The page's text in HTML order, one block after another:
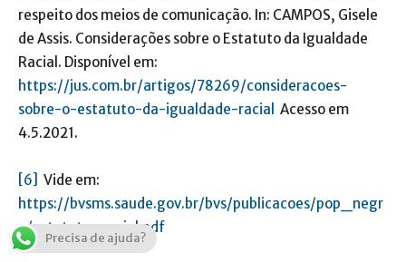
respeito dos meios de comunicação. In: CAMPOS, Gisele
de Assis. Considerações sobre o Estatuto da Igualdade
Racial. Disponível em:
https://jus.com.br/artigos/78269/consideracoes-
sobre-o-estatuto-da-igualdade-racial Acesso em
4.5.2021.
[6] Vide em:
https://bvsms.saude.gov.br/bvs/publicacoes/pop_negr
a/estatuto_racial.pdf
Precisa de ajuda?